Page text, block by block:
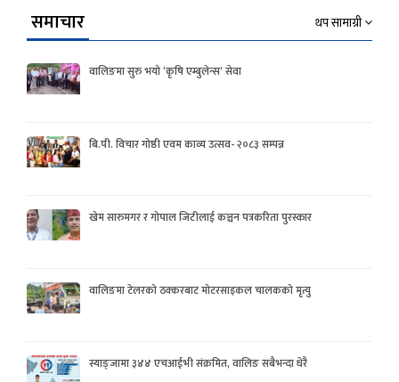
समाचार थप सामाग्री
वालिङमा सुरु भयो ‘कृषि एम्बुलेन्स’ सेवा
बि.पी. विचार गोष्ठी एवम काव्य उत्सव- २०८३ सम्पन्न
खेम सारुमगर र गोपाल जिटीलाई कञ्चन पत्रकरिता पुरस्कार
वालिङमा टेलरको ठक्करबाट मोटरसाइकल चालकको मृत्यु
स्याङ्जामा ३४४ एचआईभी संक्रमित, वालिङ सबैभन्दा धेरै